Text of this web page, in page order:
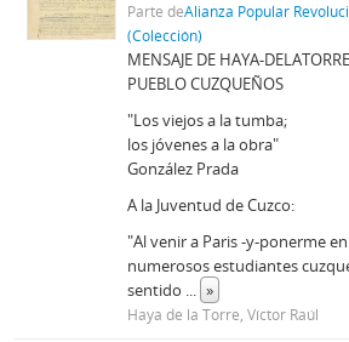
Parte deAlianza Popular
(Colección)
MENSAJE DE HAYA-
PUEBLO CUZQUEÑOS
"Los viejos a la tumba;
los jóvenes a la obra"
González Prada
A la Juventud de Cuzco:
"Al venir a Paris -y-ponerme
numerosos estudiantes
sentido ... »
Haya de la Torre, Víctor Raúl